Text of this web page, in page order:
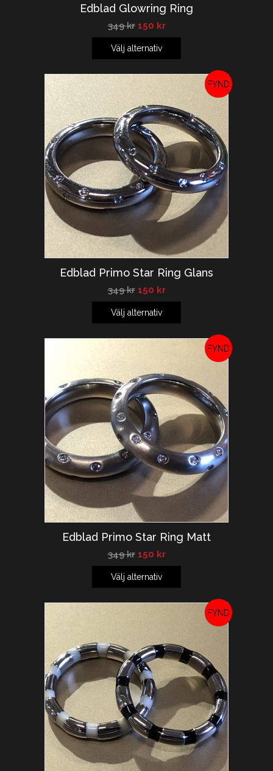
Edblad Glowring Ring
349kr 150 kr
Välj alternativ
Edblad Primo Star Ring Glans
349kr 150 kr
Välj alternativ
Edblad Primo Star Ring Matt
349kr 150 kr
Välj alternativ